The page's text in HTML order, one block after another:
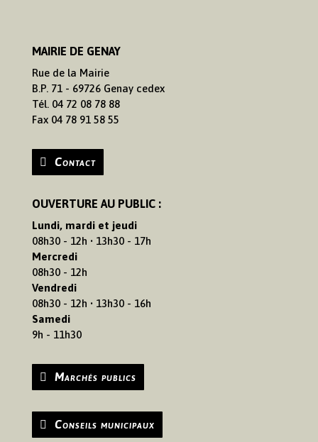
MAIRIE DE GENAY
Rue de la Mairie
B.P. 71 - 69726 Genay cedex
Tél. 04 72 08 78 88
Fax 04 78 91 58 55
Contact
OUVERTURE AU PUBLIC :
Lundi, mardi et jeudi
08h30 - 12h • 13h30 - 17h
Mercredi
08h30 - 12h
Vendredi
08h30 - 12h • 13h30 - 16h
Samedi
9h - 11h30
Marchés publics
Conseils municipaux